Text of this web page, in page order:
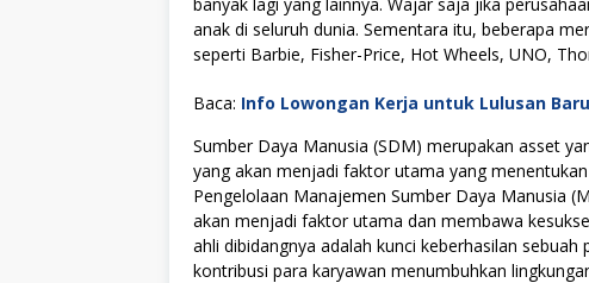
anak di seluruh dunia. Sementara itu, beberapa
seperti Barbie, Fisher-Price, Hot Wheels, UNO,
Baca: Info Lowongan Kerja untuk Lulusan Baru
Sumber Daya Manusia (SDM) merupakan asset
yang akan menjadi faktor utama yang
Pengelolaan Manajemen Sumber Daya Manusia
akan menjadi faktor utama dan membawa
ahli dibidangnya adalah kunci keberhasilan
kontribusi para karyawan menumbuhkan